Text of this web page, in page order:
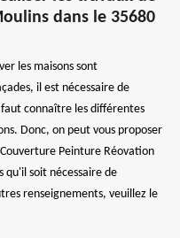
dans le 35680
les maisons sont
il est nécessaire de
connaître les différentes
Donc, on peut vous proposer
Couverture Peinture Réovation
qu'il soit nécessaire de
renseignements, veuillez le